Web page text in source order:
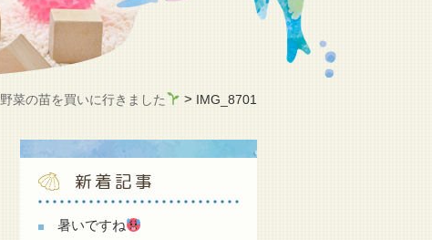
野菜の苗を買いに行きました > IMG_8701
新着記事
暑いですね